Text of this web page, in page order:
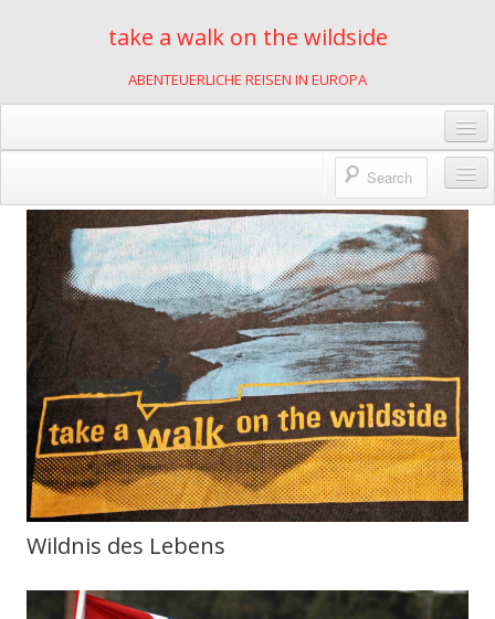
take a walk on the wildside
ABENTEUERLICHE REISEN IN EUROPA
Links
Kontakt
Impressum
Datenschutzerklärung
Wildnis des Lebens
2001
mit Motorrädern durch Slowenien
2002
Kajakfahren in Polen
2007
Rumänien
2009
Ein Wort zuvor
Wildnis des Lebens